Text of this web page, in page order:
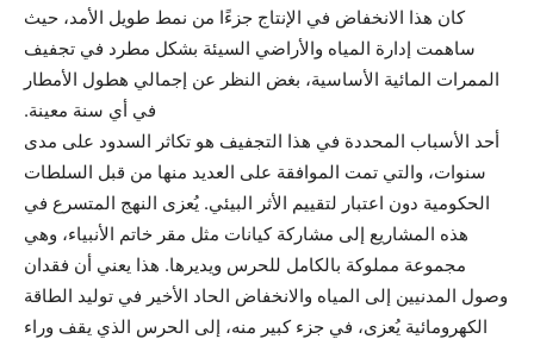
كان هذا الانخفاض في الإنتاج جزءًا من نمط طويل الأمد، حيث
ساهمت إدارة المياه والأراضي السيئة بشكل مطرد في تجفيف
الممرات المائية الأساسية، بغض النظر عن إجمالي هطول الأمطار
في أي سنة معينة.
أحد الأسباب المحددة في هذا التجفيف هو تكاثر السدود على مدى
سنوات، والتي تمت الموافقة على العديد منها من قبل السلطات
الحكومية دون اعتبار لتقييم الأثر البيئي. يُعزى النهج المتسرع في
هذه المشاريع إلى مشاركة كيانات مثل مقر خاتم الأنبياء، وهي
مجموعة مملوكة بالكامل للحرس ويديرها. هذا يعني أن فقدان
وصول المدنيين إلى المياه والانخفاض الحاد الأخير في توليد الطاقة
الكهرومائية يُعزى، في جزء كبير منه، إلى الحرس الذي يقف وراء